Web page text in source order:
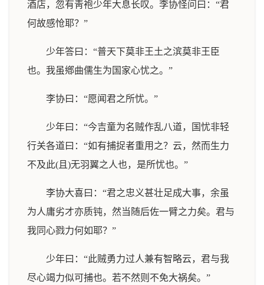
酒店，忽有靑袍少年大息长叹。李协怪问曰：“君
何故感怆耶？”
少年答曰：“普天下莫非王土之滨莫非王臣
也。我虽鄕曲儒生为国家心忧之。”
李协曰：“愿闻君之所忧。”
少年曰：“今吉童为名贼作乱八道，国忧非轻
行关各道曰：“如有捕捉者重用之？云，然而生力
不及此(且)无羽翼之人也，是所忧也。”
李协大喜曰：“君之忠义甚壮足成大事，余虽
为人庸劣才亦质钝，然当随后佐一臂之力矣。君与
我同心戮力何如耶？”
少年曰：“此贼勇力过人兼有智略云，君与我
尽心竭力似可捕也。若不然则不免大祸矣。”